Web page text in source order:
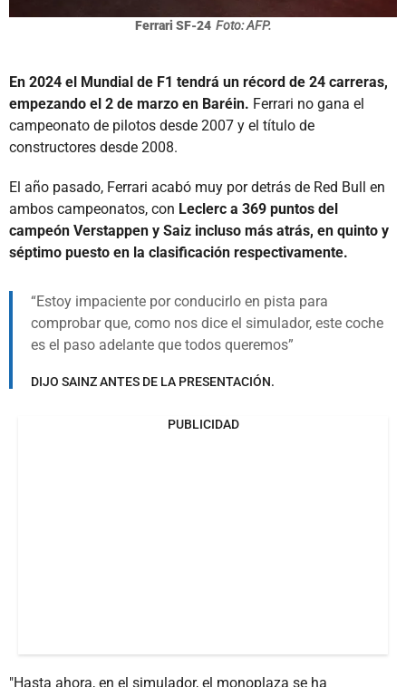
Ferrari SF-24 Foto: AFP.
En 2024 el Mundial de F1 tendrá un récord de 24 carreras,
empezando el 2 de marzo en Baréin. Ferrari no gana el
campeonato de pilotos desde 2007 y el título de
constructores desde 2008.
El año pasado, Ferrari acabó muy por detrás de Red Bull en
ambos campeonatos, con Leclerc a 369 puntos del
campeón Verstappen y Saiz incluso más atrás, en quinto y
séptimo puesto en la clasificación respectivamente.
Estoy impaciente por conducirlo en pista para
comprobar que, como nos dice el simulador, este coche
es el paso adelante que todos queremos
DIJO SAINZ ANTES DE LA PRESENTACIÓN.
PUBLICIDAD
"Hasta ahora, en el simulador, el monoplaza se ha